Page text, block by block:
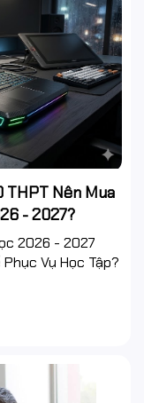
- 2027?
2026 - 2027
Vụ Học Tập?